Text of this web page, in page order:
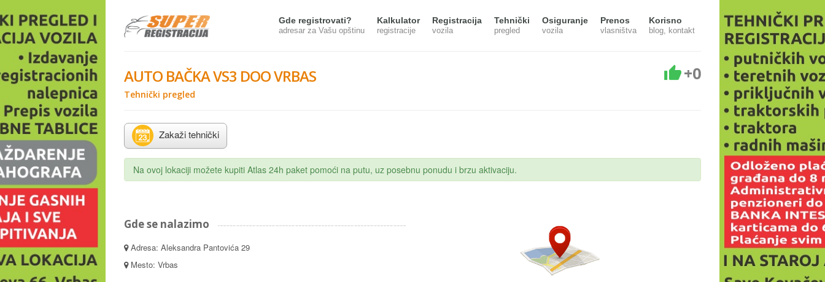
Gde registrovati?
adresar za Vašu opštinu
Kalkulator
registracije
Registracija
vozila
Tehnički
pregled
Osiguranje
vozila
Prenos
vlasništva
Korisno
blog, kontakt
AUTO BAČKA VS3 DOO VRBAS
Tehnički pregled
+0
Zakaži tehnički
Na ovoj lokaciji možete kupiti Atlas 24h paket pomoći na putu, uz posebnu ponudu i brzu aktivaciju.
Gde se nalazimo
Adresa: Aleksandra Pantovića 29
Mesto: Vrbas